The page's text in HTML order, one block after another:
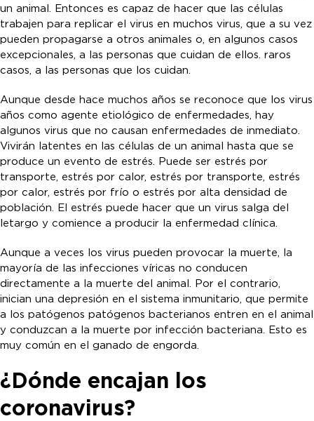
un animal. Entonces es capaz de hacer que las células
trabajen para replicar el virus en muchos virus, que a su vez
pueden propagarse a otros animales o, en algunos casos
excepcionales, a las personas que cuidan de ellos. raros
casos, a las personas que los cuidan.
Aunque desde hace muchos años se reconoce que los virus
años como agente etiológico de enfermedades, hay
algunos virus que no causan enfermedades de inmediato.
Vivirán latentes en las células de un animal hasta que se
produce un evento de estrés. Puede ser estrés por
transporte, estrés por calor, estrés por transporte, estrés
por calor, estrés por frío o estrés por alta densidad de
población. El estrés puede hacer que un virus salga del
letargo y comience a producir la enfermedad clínica.
Aunque a veces los virus pueden provocar la muerte, la
mayoría de las infecciones víricas no conducen
directamente a la muerte del animal. Por el contrario,
inician una depresión en el sistema inmunitario, que permite
a los patógenos patógenos bacterianos entren en el animal
y conduzcan a la muerte por infección bacteriana. Esto es
muy común en el ganado de engorda.
¿Dónde encajan los
coronavirus?